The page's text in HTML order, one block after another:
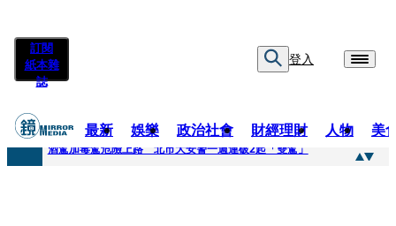
訂閱
紙本雜
誌
登入
最新 娛樂 政治社會 財經理財 人物 美
快訊
酒駕加毒駕危險上路 北市大安警一週連破2起「雙駕」